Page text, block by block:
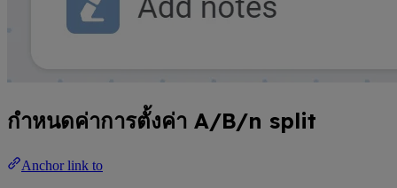
กำหนดค่าการตั้งค่า A/B/n split
Anchor link to